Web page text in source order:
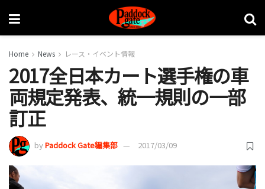
Home News レース・イベント情報
2017全日本カート選手権の車
両規定発表、統一規則の一部
訂正
byPaddock Gate編集部 2017/03/09